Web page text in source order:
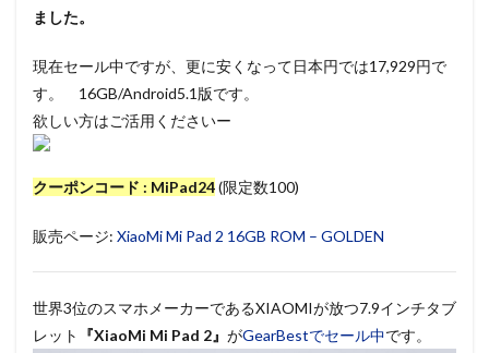
ました。
現在セール中ですが、更に安くなって日本円では17,929円で
す。 16GB/Android5.1版です。
欲しい方はご活用くださいー
クーポンコード : MiPad24(限定数100)
販売ページ: XiaoMi Mi Pad 2 16GB ROM – GOLDEN
世界3位のスマホメーカーであるXIAOMIが放つ7.9インチタブ
レット
『XiaoMi Mi Pad 2』 がGearBestでセール中です。